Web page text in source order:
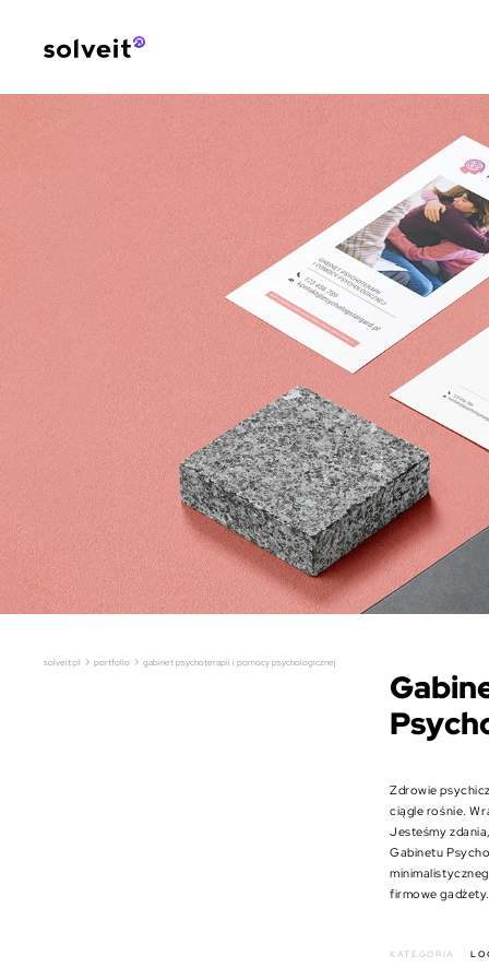
solveit.pl › portfolio › gabinet psychoterapii i pomocy psychologicznej
Zdrowie
ciągle rośnie.
Jesteśmy
Gabinetu
firmowe
KATEGORIA